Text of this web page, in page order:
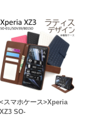
<スマホケース>Xperia
XZ3 SO-